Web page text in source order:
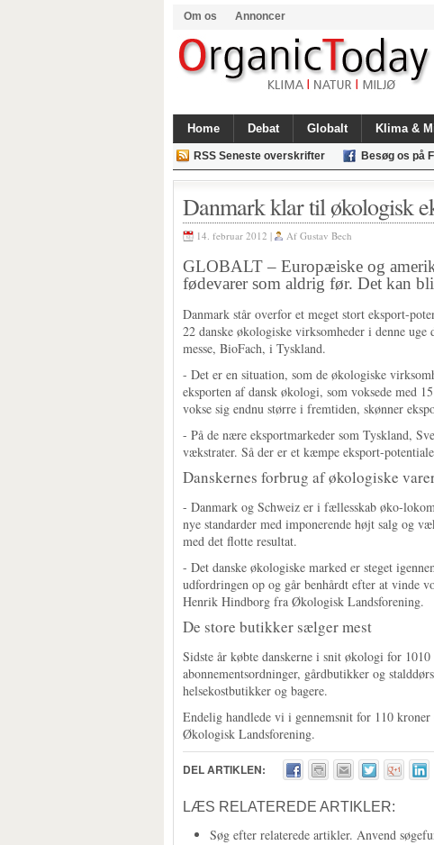
Om os Annoncer
Home Debat Globalt Klima &
RSS Seneste overskrifter Besøg os på
Danmark klar til økologisk
14. februar 2012 | Af Gustav Bech
GLOBALT – Europæiske og
fødevarer som aldrig før. Det kan
Danmark står overfor et meget stort eksport-
22 danske økologiske virksomheder i denne
messe, BioFach, i Tyskland.
- Det er en situation, som de økologiske
eksporten af dansk økologi, som voksede med
vokse sig endnu større i fremtiden, skønner
- På de nære eksportmarkeder som Tyskland,
vækstrater. Så der er et kæmpe eksport-
Danskernes forbrug af økologiske
- Danmark og Schweiz er i fællesskab øko-
nye standarder med imponerende højt salg og
med det flotte resultat.
- Det danske økologiske marked er steget
udfordringen op og går benhårdt efter at vinde
Henrik Hindborg fra Økologisk Landsforening.
De store butikker sælger mest
Sidste år købte danskerne i snit økologi for
abonnementsordninger, gårdbutikker og
helsekostbutikker og bagere.
Endelig handlede vi i gennemsnit for 110
Økologisk Landsforening.
DEL ARTIKLEN:
LÆS RELATEREDE ARTIKLER:
Søg efter relaterede artikler. Anvend